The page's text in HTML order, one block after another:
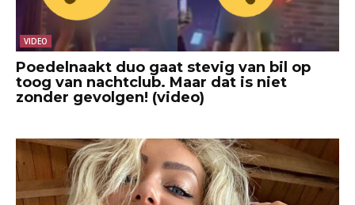
VIDEO
Poedelnaakt duo gaat stevig van bil op
toog van nachtclub. Maar dat is niet
zonder gevolgen! (video)